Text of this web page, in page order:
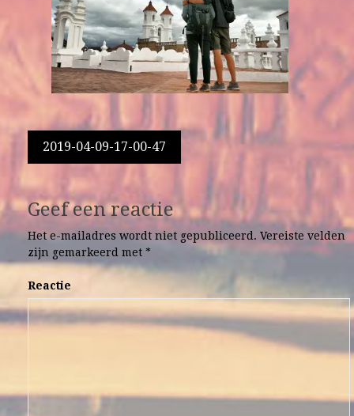
Berichtnavigatie
2019-04-09-17-00-47
Geef een reactie
Het e-mailadres wordt niet gepubliceerd. Vereiste velden
zijn gemarkeerd met *
Reactie